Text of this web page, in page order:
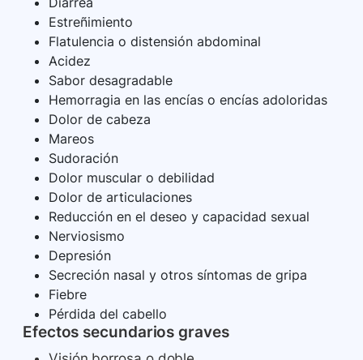
Estreñimiento
Flatulencia o distensión abdominal
Acidez
Sabor desagradable
Hemorragia en las encías o encías adoloridas
Dolor de cabeza
Mareos
Sudoración
Dolor muscular o debilidad
Dolor de articulaciones
Reducción en el deseo y capacidad sexual
Nerviosismo
Depresión
Secreción nasal y otros síntomas de gripa
Fiebre
Pérdida del cabello
Efectos secundarios graves